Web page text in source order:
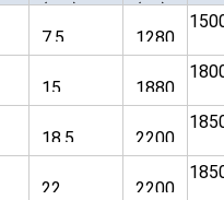
(KW)
(Kg)
7.5 1280
15 1880
18.5 2200
22 2200